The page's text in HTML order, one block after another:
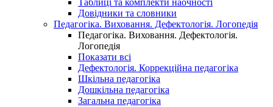
Таблиці та комплекти наочності
Довідники та словники
Педагогіка. Виховання. Дефектологія. Логопедія
Педагогіка. Виховання. Дефектологія.
Логопедія
Показати всі
Дефектологія. Коррекційна педагогіка
Шкільна педагогіка
Дошкільна педагогіка
Загальна педагогіка